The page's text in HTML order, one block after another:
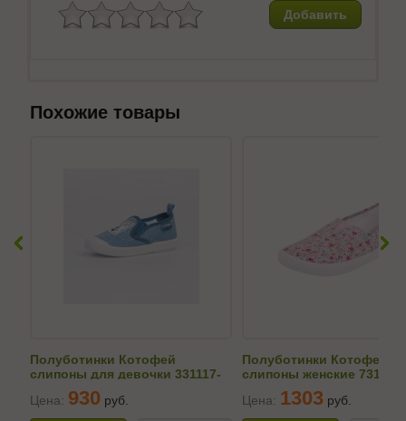
Добавить
Похожие товары
Полуботинки Котофей
слипоны для девочки 331117-
Цена: 930 руб.
Полуботинки Котофей
слипоны женские
Цена: 1303 руб.